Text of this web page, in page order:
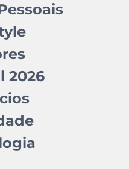
2026